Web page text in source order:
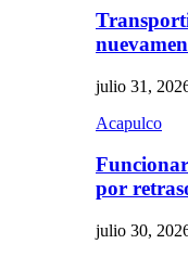
julio 31,
Acapulco
por
julio 30,